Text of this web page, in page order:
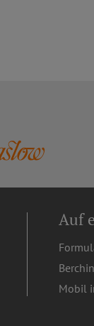
Auf
Mobil